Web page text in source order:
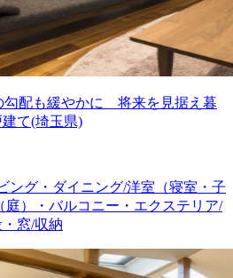
勾配も緩やかに 将来を見据え暮
て(埼玉県)
ング・ダイニング/洋室（寝室・子
庭）・バルコニー・エクステリア/
窓/収納